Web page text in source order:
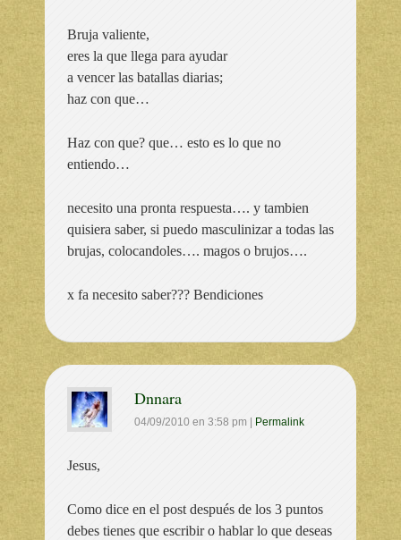
Bruja valiente,
eres la que llega para ayudar
a vencer las batallas diarias;
haz con que…
Haz con que? que… esto es lo que no
entiendo…
necesito una pronta respuesta…. y tambien
quisiera saber, si puedo masculinizar a todas las
brujas, colocandoles…. magos o brujos….
x fa necesito saber??? Bendiciones
Dnnara
04/09/2010 en 3:58 pm Permalink
Jesus,
Como dice en el post después de los 3 puntos
debes tienes que escribir o hablar lo que deseas